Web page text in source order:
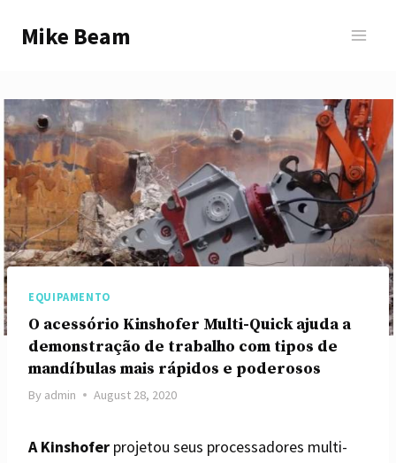
Mike Beam
EQUIPAMENTO
O acessório Kinshofer Multi-Quick ajuda a
demonstração de trabalho com tipos de
mandíbulas mais rápidos e poderosos
By admin August 28, 2020
A Kinshofer projetou seus processadores multi-